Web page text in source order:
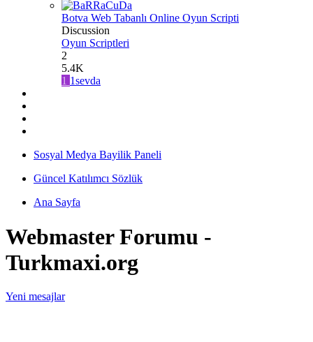
Botva Web Tabanlı Online Oyun Scripti
Discussion
Oyun Scriptleri
2
5.4K
1 1sevda
Sosyal Medya Bayilik Paneli
Güncel Katılımcı Sözlük
Ana Sayfa
Webmaster Forumu -
Turkmaxi.org
Yeni mesajlar